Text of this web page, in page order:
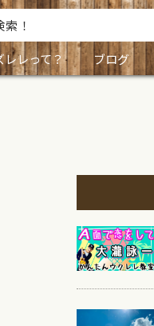
レレって？
ブログ